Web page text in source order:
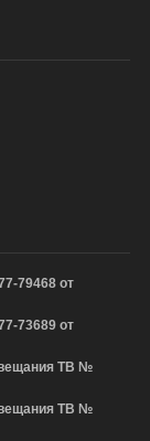
79468 от
73689 от
вещания ТВ №
вещания ТВ №